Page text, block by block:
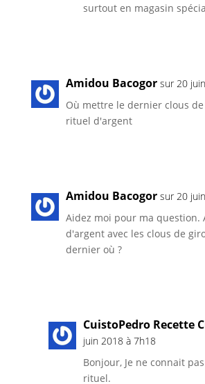
surtout en magasin
Amidou Bacogor sur 20
Où mettre le dernier clous
rituel d'argent
Amidou Bacogor sur 20
Aidez moi pour ma question.
d'argent avec les clous de
dernier où ?
CuistoPedro Recette
juin 2018 à 7h18
Bonjour, Je ne connait
rituel.